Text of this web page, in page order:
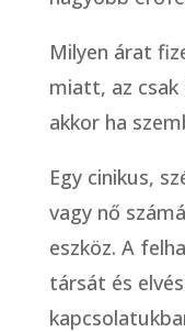
Milyen árat
miatt, az csak
akkor ha
Egy cinikus,
vagy nő
eszköz. A
társát és